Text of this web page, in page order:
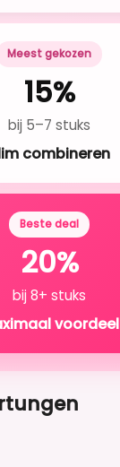
Meest gekozen
15%
bij 5–7 stuks
combineren
Beste deal
20%
bij 8+ stuks
voordeel